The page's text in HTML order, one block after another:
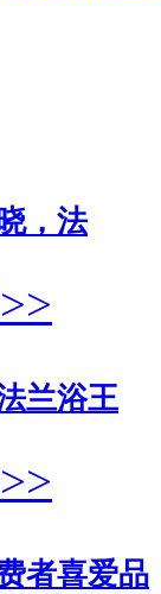
，法
兰浴王
者喜爱品